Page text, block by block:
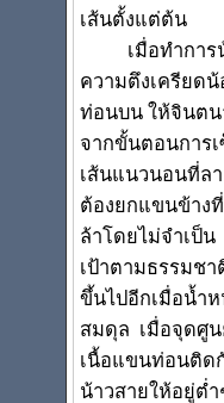
เส้นตั้งแต่ต้น
เมื่อทำการน้า
ความตึงเครียด
ท่อนบน ให้จินตน
จากขั้นตอนการเ
เส้นแนวนอนที่ล
ต้องยกแขนข้าง
ล้าโดยไม่จำเป็
เป้าตามธรรมช
ขึ้นไปอีกเมื่อน้ำ
สมดุล เมื่อจุดศูน
เนื้อแขนท่อนติด
น้าวสายให้อยู่ต่